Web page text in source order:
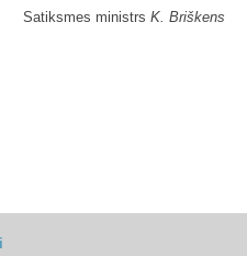
Satiksmes ministrs K. Briškens